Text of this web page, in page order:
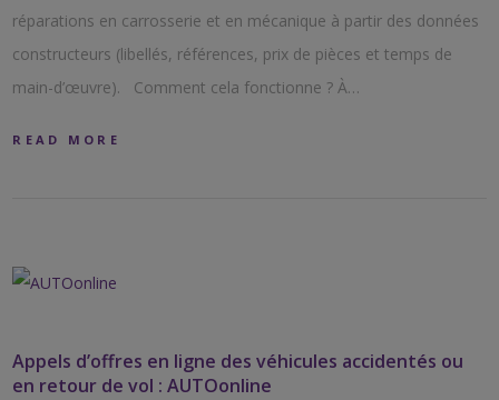
réparations en carrosserie et en mécanique à partir des données
constructeurs (libellés, références, prix de pièces et temps de
main-d’œuvre). Comment cela fonctionne ? À…
READ MORE
Appels d’offres en ligne des véhicules accidentés ou
en retour de vol : AUTOonline